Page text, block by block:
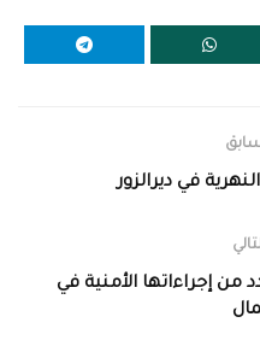
في ديرالزور
إجراءاتها الأمنية في